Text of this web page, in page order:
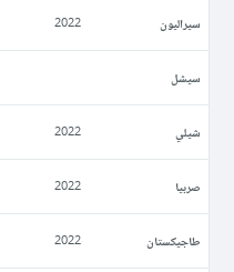
سيراليون 2022
سيشل
شيلي 2022
صربيا 2022
طاجيكستان 2022